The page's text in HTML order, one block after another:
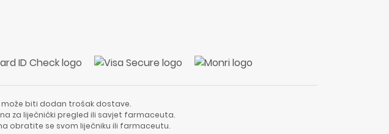
može biti dodan trošak dostave.
za liječnički pregled ili savjet farmaceuta.
obratite se svom liječniku ili farmaceutu.